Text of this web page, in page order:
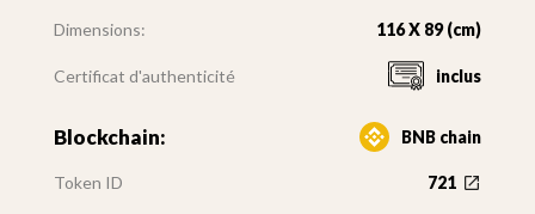
Dimensions: 116 X 89 (cm)
Certificat d'authenticité inclus
Blockchain: BNB chain
Token ID 721